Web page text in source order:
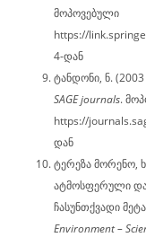
მოპოვებული
https://
4-დან
ტანდონი, ნ.
SAGE journals.
https://
დან
ტერეზა მორენო,
ატმოსფერული
ჩასუნთქვადი
Environment –